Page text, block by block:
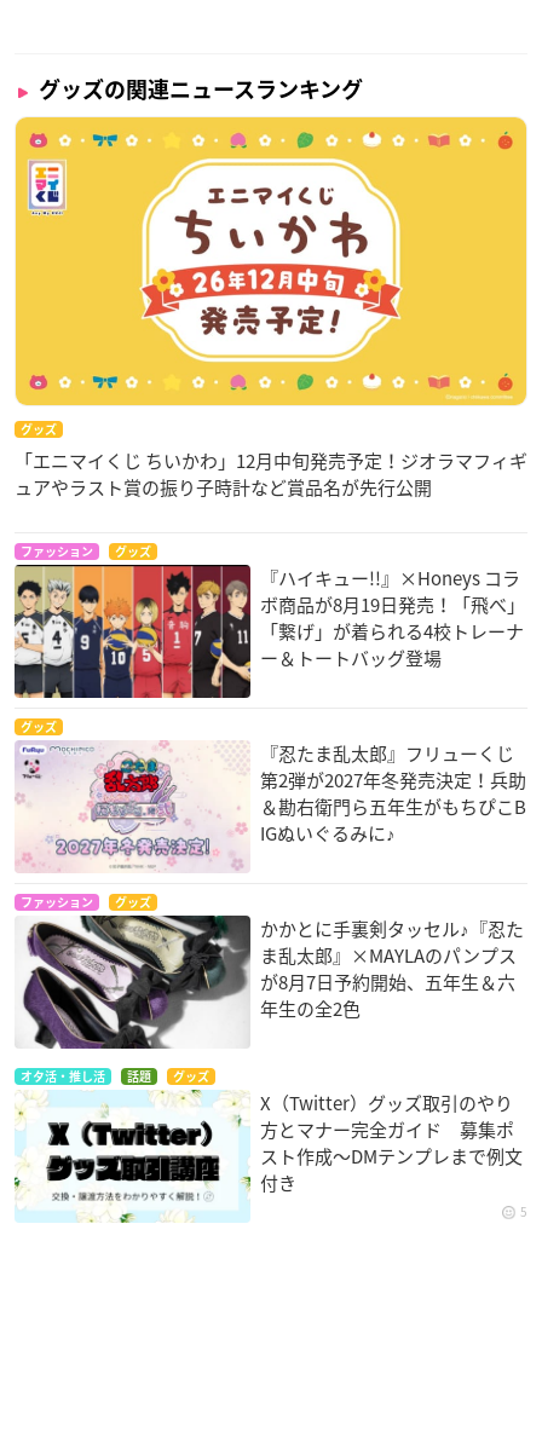
グッズの関連ニュースランキング
グッズ
「エニマイくじ ちいかわ」12月中旬発売予定！ジオラマフィギ
ュアやラスト賞の振り子時計など賞品名が先行公開
ファッション グッズ
『ハイキュー!!』×Honeys コラ
ボ商品が8月19日発売！「飛べ」
「繋げ」が着られる4校トレーナ
ー＆トートバッグ登場
グッズ
『忍たま乱太郎』フリューくじ
第2弾が2027年冬発売決定！兵助
＆勘右衛門ら五年生がもちぴこB
IGぬいぐるみに♪
ファッション グッズ
かかとに手裏剣タッセル♪『忍た
ま乱太郎』×MAYLAのパンプス
が8月7日予約開始、五年生＆六
年生の全2色
オタ活・推し活 話題 グッズ
X（Twitter）グッズ取引のやり
方とマナー完全ガイド 募集ポ
スト作成〜DMテンプレまで例文
付き
5